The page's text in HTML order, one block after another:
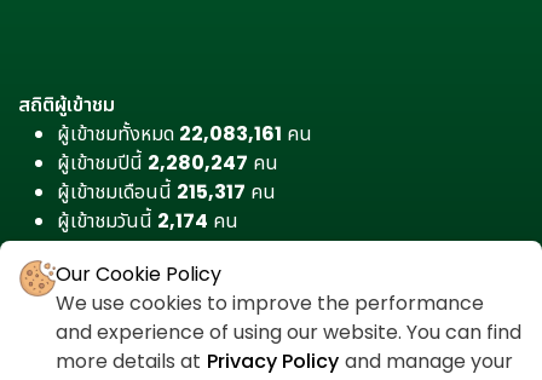
สถิติผู้เข้าชม
ผู้เข้าชมทั้งหมด 22,083,161 คน
ผู้เข้าชมปีนี้ 2,280,247 คน
ผู้เข้าชมเดือนนี้ 215,317 คน
ผู้เข้าชมวันนี้ 2,174 คน
Our Cookie Policy
We use cookies to improve the performance
and experience of using our website. You can find
more details at Privacy Policy and manage your